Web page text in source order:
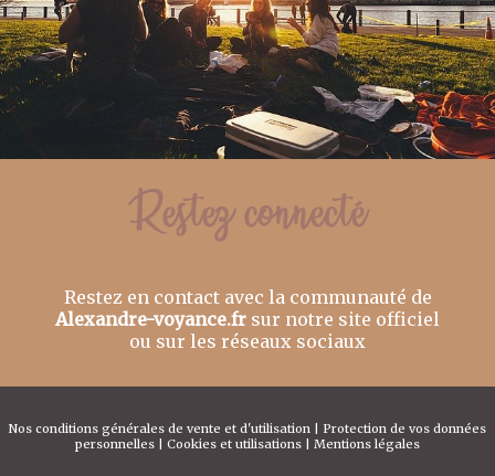
Restez en contact avec la communauté de
Alexandre-voyance.fr sur notre site officiel
ou sur les réseaux sociaux
Nos conditions générales de vente et d'utilisation | Protection de vos données
personnelles | Cookies et utilisations | Mentions légales